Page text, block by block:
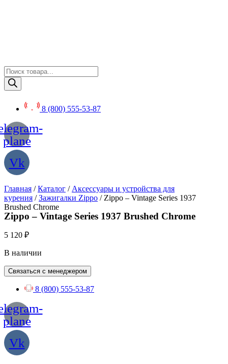
Поиск
товаров
8 (800) 555-53-87
plane
Vk
Главная /Каталог / Аксессуары и устройства для
курения /Зажигалки Zippo / Zippo – Vintage Series 1937
Brushed Chrome
Zippo – Vintage Series 1937 Brushed Chrome
5 120 ₽
В наличии
Связаться с менеджером
8 (800) 555-53-87
plane
Vk